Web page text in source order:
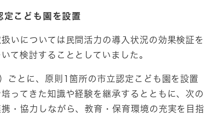
こども園を設置
いについては民間活力の導入状況の効果検証を
て検討することとしていました。
とに、原則1箇所の市立認定こども園を設置
ってきた知識や経験を継承するとともに、次の
・協力しながら、教育・保育環境の充実を目指